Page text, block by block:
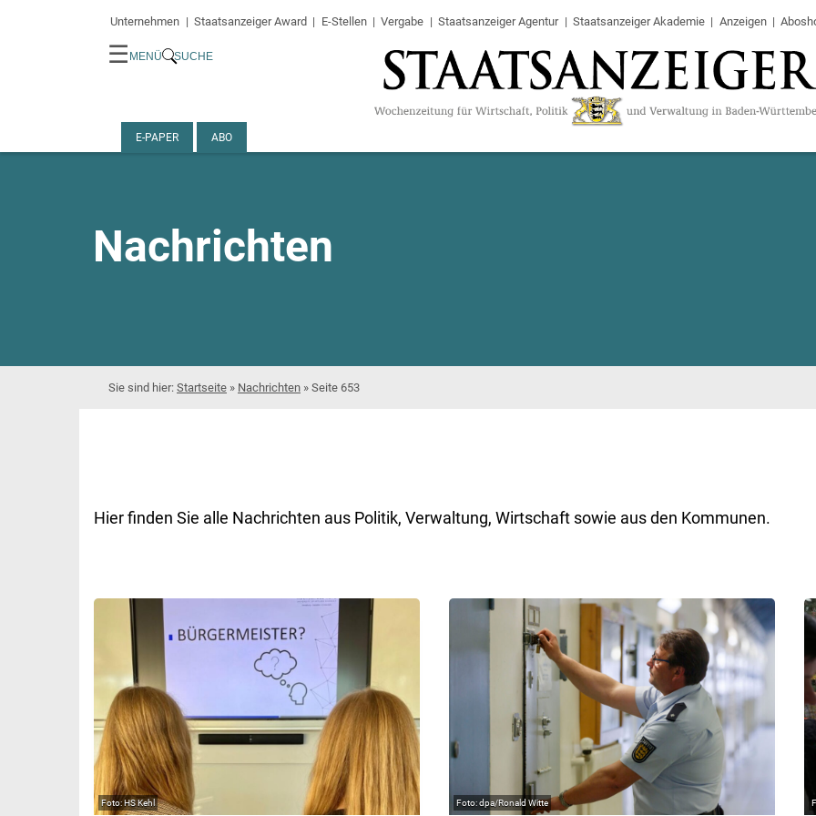
Unternehmen Staatsanzeiger Award E-Stellen Vergabe Staatsanzeiger Agentur Staatsanzeiger Akademie Anzeigen
☰ MENÜ SUCHE
E-PAPER ABO
Nachrichten
Startseite » Nachrichten » Seite 653
Hier finden Sie alle Nachrichten aus Politik, Verwaltung, Wirtschaft sowie aus den Kommunen.
HS Kehl dpa/Ronald Witte